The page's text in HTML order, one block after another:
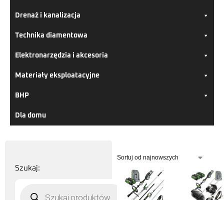
Drenaż i kanalizacja
Technika diamentowa
Elektronarzędzia i akcesoria
Materiały eksploatacyjne
BHP
Dla domu
Szukaj: